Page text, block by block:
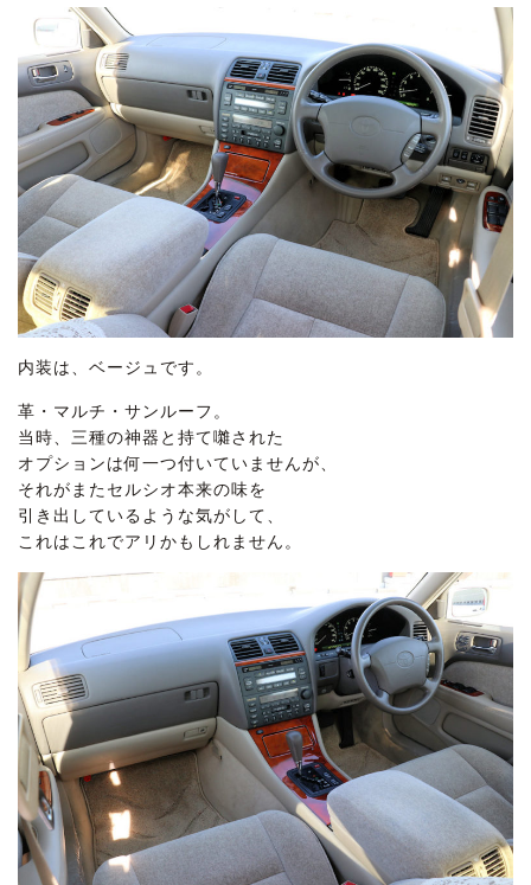
内装は、ベージュです。
革・マルチ・サンルーフ。
当時、三種の神器と持て囃された
オプションは何一つ付いていませんが、
それがまたセルシオ本来の味を
引き出しているような気がして、
これはこれでアリかもしれません。